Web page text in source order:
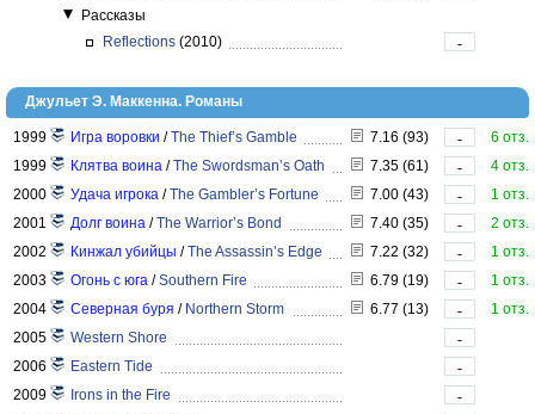
Рассказы
Reflections (2010) -
Джульет Э. Маккенна. Романы
1999 Игра воровки /The Thief’s Gamble 7.16 (93) -
6 отз.
1999
Клятва воина /The Swordsman’s Oath 7.35 (61) -
4 отз.
2000
Удача игрока /The Gambler’s Fortune 7.00 (43) -
1 отз.
2001
Долг воина /The Warrior’s Bond 7.40 (35) -
2 отз.
2002
Кинжал убийцы /The Assassin’s Edge 7.22 (32) -
1 отз.
2003
Огонь с юга /Southern Fire 6.79 (19) -
1 отз.
2004
Северная буря / Northern Storm 6.77 (13) -
1 отз.
2005
Western Shore
-
2006
Eastern Tide
-
2009
Irons in the Fire
-